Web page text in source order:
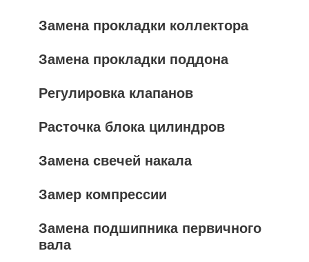
Замена прокладки коллектора
Замена прокладки поддона
Регулировка клапанов
Расточка блока цилиндров
Замена свечей накала
Замер компрессии
Замена подшипника первичного
вала